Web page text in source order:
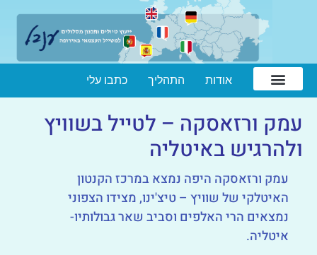
אודות התהליך כתבו עלי
עמק ורזאסקה – לטייל בשוויץ
ולהרגיש באיטליה
עמק ורזאסקה היפה נמצא במרכז הקנטון
האיטלקי של שוויץ – טיצ'ינו, מצידו הצפוני
נמצאים הרי האלפים וסביב שאר גבולותיו-
איטליה.